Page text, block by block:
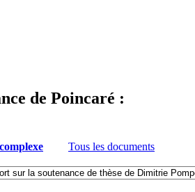
de Poincaré :
Tous les documents